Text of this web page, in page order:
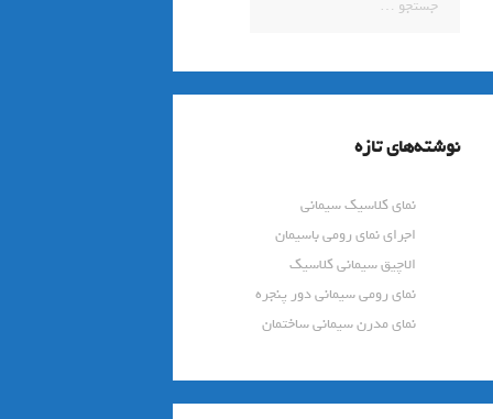
برای:
نوشته‌های تازه
نمای کلاسیک سیمانی
اجرای نمای رومی باسیمان
الاچیق سیمانی کلاسیک
نمای رومی سیمانی دور پنجره
نمای مدرن سیمانی ساختمان